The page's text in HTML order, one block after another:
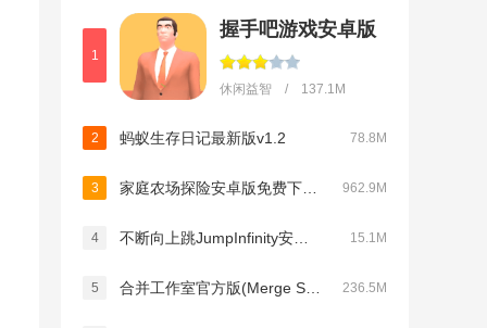
1
握手吧游戏安卓版
休闲益智 / 137.1M
2 蚂蚁生存日记最新版v1.2 78.8M
3 962.9M
4 15.1M
5 236.5M